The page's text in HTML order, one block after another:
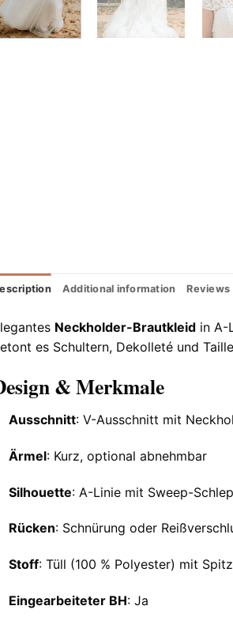
Additional information Reviews
Neckholder-Brautkleid in A-
es Schultern, Dekolleté und
& Merkmale
Ausschnitt: V-Ausschnitt mit
Ärmel: Kurz, optional abnehmbar
Silhouette: A-Linie mit Sweep-
Rücken: Schnürung oder
Stoff: Tüll (100 % Polyester) mit
Eingearbeiteter BH: Ja